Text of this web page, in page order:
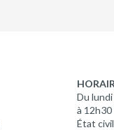
Du
à
État